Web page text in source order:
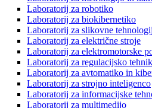
Laboratorij za robotiko
Laboratorij za biokibernetiko
Laboratorij za slikovne
Laboratorij za električne stroje
Laboratorij za elektromotorske
Laboratorij za regulacijsko
Laboratorij za avtomatiko in
Laboratorij za strojno inteligenco
Laboratorij za informacijske
Laboratorij za multimedijo